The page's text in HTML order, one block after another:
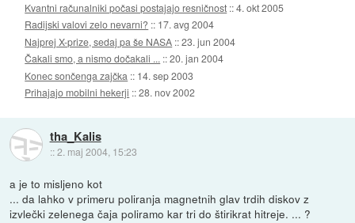
Kvantni računalniki počasi postajajo resničnost ::4. okt 2005
Radijski valovi zelo nevarni? :: 17. avg 2004
Najprej X-prize, sedaj pa še NASA ::23. jun 2004
Čakali smo, a nismo dočakali ... ::20. jan 2004
Konec sončenga zajčka :: 14. sep 2003
Prihajajo mobilni hekerji ::28. nov 2002
tha_Kalis
::2. maj 2004, 15:23
a je to misljeno kot
... da lahko v primeru poliranja magnetnih glav trdih diskov z
izvlečki zelenega čaja poliramo kar tri do štirikrat hitreje. ... ?